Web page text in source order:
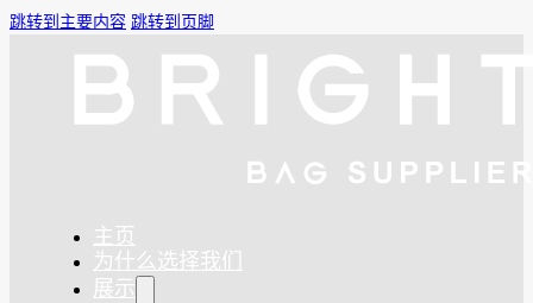
跳转到主要内容 跳转到页脚
主页
为什么选择我们
展示